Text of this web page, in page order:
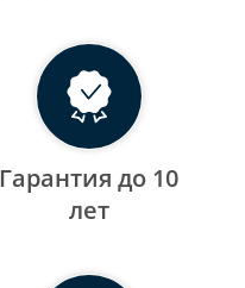
Гарантия до 10
лет